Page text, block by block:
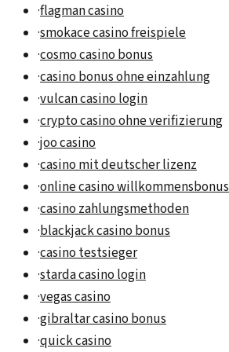
·flagman casino
·smokace casino freispiele
·cosmo casino bonus
·casino bonus ohne einzahlung
·vulcan casino login
·crypto casino ohne verifizierung
·joo casino
·casino mit deutscher lizenz
·online casino willkommensbonus
·casino zahlungsmethoden
·blackjack casino bonus
·casino testsieger
·starda casino login
·vegas casino
·gibraltar casino bonus
·quick casino